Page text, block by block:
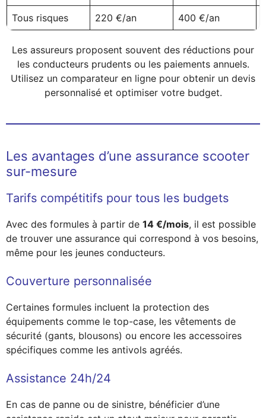
Tous risques 220 €/an 400 €/an
Les assureurs proposent souvent des réductions pour
les conducteurs prudents ou les paiements annuels.
Utilisez un comparateur en ligne pour obtenir un devis
personnalisé et optimiser votre budget.
Les avantages d’une assurance scooter
sur-mesure
Tarifs compétitifs pour tous les budgets
Avec des formules à partir de 14 €/mois, il est possible
de trouver une assurance qui correspond à vos besoins,
même pour les jeunes conducteurs.
Couverture personnalisée
Certaines formules incluent la protection des
équipements comme le top-case, les vêtements de
sécurité (gants, blousons) ou encore les accessoires
spécifiques comme les antivols agréés.
Assistance 24h/24
En cas de panne ou de sinistre, bénéficier d’une